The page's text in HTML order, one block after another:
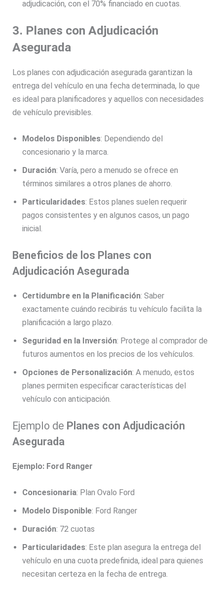
adjudicación, con el 70% financiado en cuotas.
3. Planes con Adjudicación
Asegurada
Los planes con adjudicación asegurada garantizan la
entrega del vehículo en una fecha determinada, lo que
es ideal para planificadores y aquellos con necesidades
de vehículo previsibles.
Modelos Disponibles: Dependiendo del
concesionario y la marca.
Duración: Varía, pero a menudo se ofrece en
términos similares a otros planes de ahorro.
Particularidades: Estos planes suelen requerir
pagos consistentes y en algunos casos, un pago
inicial.
Beneficios de los Planes con
Adjudicación Asegurada
Certidumbre en la Planificación: Saber
exactamente cuándo recibirás tu vehículo facilita la
planificación a largo plazo.
Seguridad en la Inversión: Protege al comprador de
futuros aumentos en los precios de los vehículos.
Opciones de Personalización: A menudo, estos
planes permiten especificar características del
vehículo con anticipación.
Ejemplo de Planes con Adjudicación
Asegurada
Ejemplo: Ford Ranger
Concesionaria: Plan Ovalo Ford
Modelo Disponible: Ford Ranger
Duración: 72 cuotas
Particularidades: Este plan asegura la entrega del
vehículo en una cuota predefinida, ideal para quienes
necesitan certeza en la fecha de entrega.